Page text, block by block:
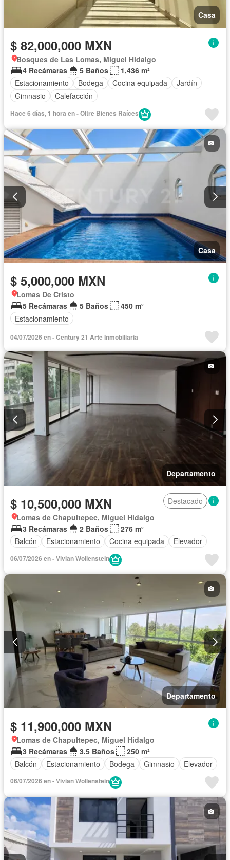
Casa
$ 82,000,000 MXN
Bosques de Las Lomas, Miguel Hidalgo
4 Recámaras
5 Baños
1,436 m²
Estacionamiento
Bodega Cocina equipada
Jardín
Gimnasio
Calefacción
Hace 6 días, 1 hora en - Oltre Bienes Raíces
Casa
$ 5,000,000 MXN
Lomas De Cristo
5 Recámaras
5 Baños
450 m²
Estacionamiento
04/07/2026 en - Century 21 Arte Inmobiliaria
Departamento
$ 10,500,000 MXN
Destacado
Lomas de Chapultepec, Miguel Hidalgo
3 Recámaras
2 Baños
276 m²
Balcón
Estacionamiento Cocina equipada Elevador
06/07/2026 en - Vivian Wollenstein
Departamento
$ 11,900,000 MXN
Lomas de Chapultepec, Miguel Hidalgo
3 Recámaras
3.5 Baños
250 m²
Balcón
Estacionamiento Bodega Gimnasio Elevador
06/07/2026 en - Vivian Wollenstein